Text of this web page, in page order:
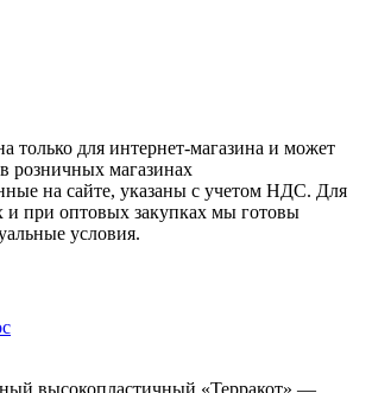
только для интернет-магазина и может
розничных магазинах
на сайте, указаны с учетом НДС. Для
и при оптовых закупках мы готовы
условия.